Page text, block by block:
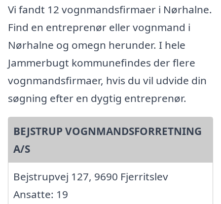
Vi fandt 12 vognmandsfirmaer i Nørhalne.
Find en entreprenør eller vognmand i
Nørhalne og omegn herunder. I hele
Jammerbugt kommunefindes der flere
vognmandsfirmaer, hvis du vil udvide din
søgning efter en dygtig entreprenør.
BEJSTRUP VOGNMANDSFORRETNING
A/S
Bejstrupvej 127, 9690 Fjerritslev
Ansatte: 19